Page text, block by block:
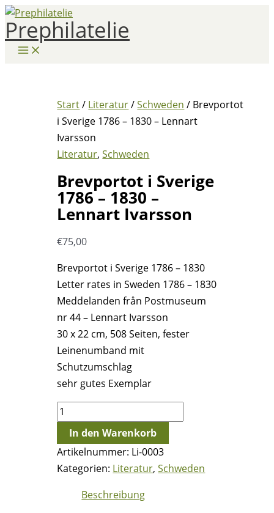
Zum
Inhalt
springen
Prephilatelie
Start/ Literatur/Schweden / Brevportot
i Sverige 1786 – 1830 – Lennart
Ivarsson
Literatur,Schweden
Brevportot i Sverige
1786 – 1830 –
Lennart Ivarsson
€75,00
Brevportot i Sverige 1786 – 1830
Letter rates in Sweden 1786 – 1830
Meddelanden från Postmuseum
nr 44 – Lennart Ivarsson
30 x 22 cm, 508 Seiten, fester
Leinenumband mit
Schutzumschlag
sehr gutes Exemplar
Brevportot
i
Sverige
1786
–
In den Warenkorb
Artikelnummer: Li-0003
Kategorien: Literatur,Schweden
Beschreibung